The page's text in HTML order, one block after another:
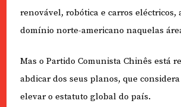
renovável, robótica e carros eléctricos,
domínio norte-americano naquelas
Mas o Partido Comunista Chinês está
abdicar dos seus planos, que
elevar o estatuto global do país.